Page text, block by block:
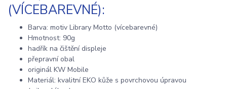
(VÍCEBAREVNÉ):
Barva: motiv Library Motto (vícebarevné)
Hmotnost: 90g
hadřík na čištění displeje
přepravní obal
originál KW Mobile
Materiál: kvalitní EKO kůže s povrchovou úpravou